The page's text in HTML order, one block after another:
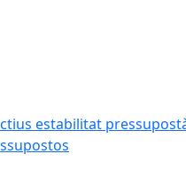
estabilitat